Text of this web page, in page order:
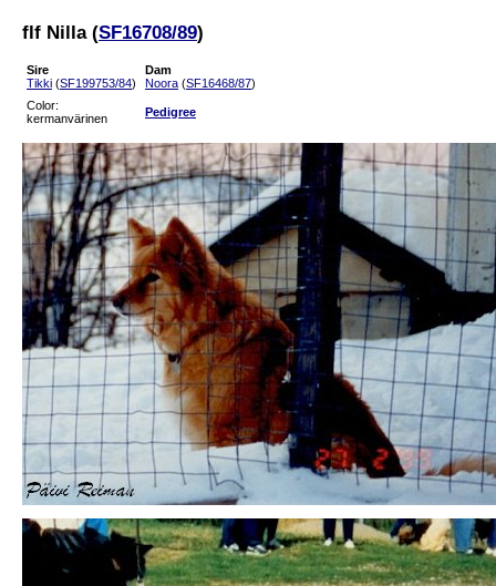
flf Nilla (SF16708/89)
Sire
Tikki (SF199753/84)
Dam
Noora (SF16468/87)
Color:
kermanvärinen
Pedigree